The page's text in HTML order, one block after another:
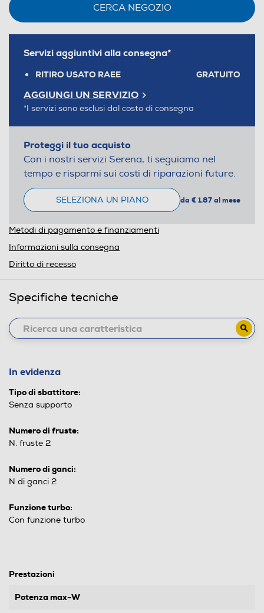
CERCA NEGOZIO
Servizi aggiuntivi alla consegna*
RITIRO USATO RAEE GRATUITO
AGGIUNGI UN SERVIZIO
*I servizi sono esclusi dal costo di consegna
Proteggi il tuo acquisto
Con i nostri servizi Serena, ti seguiamo nel
tempo e risparmi sui costi di riparazioni future.
SELEZIONA UN PIANO da € 1,87 al mese
Metodi di pagamento e finanziamenti
Informazioni sulla consegna
Diritto di recesso
Specifiche tecniche
In evidenza
Tipo di sbattitore:
Senza supporto
Numero di fruste:
N. fruste 2
Numero di ganci:
N di ganci 2
Funzione turbo:
Con funzione turbo
Prestazioni
Potenza max-W